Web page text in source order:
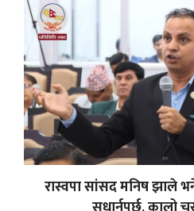
रास्वपा सांसद मनिष झाले